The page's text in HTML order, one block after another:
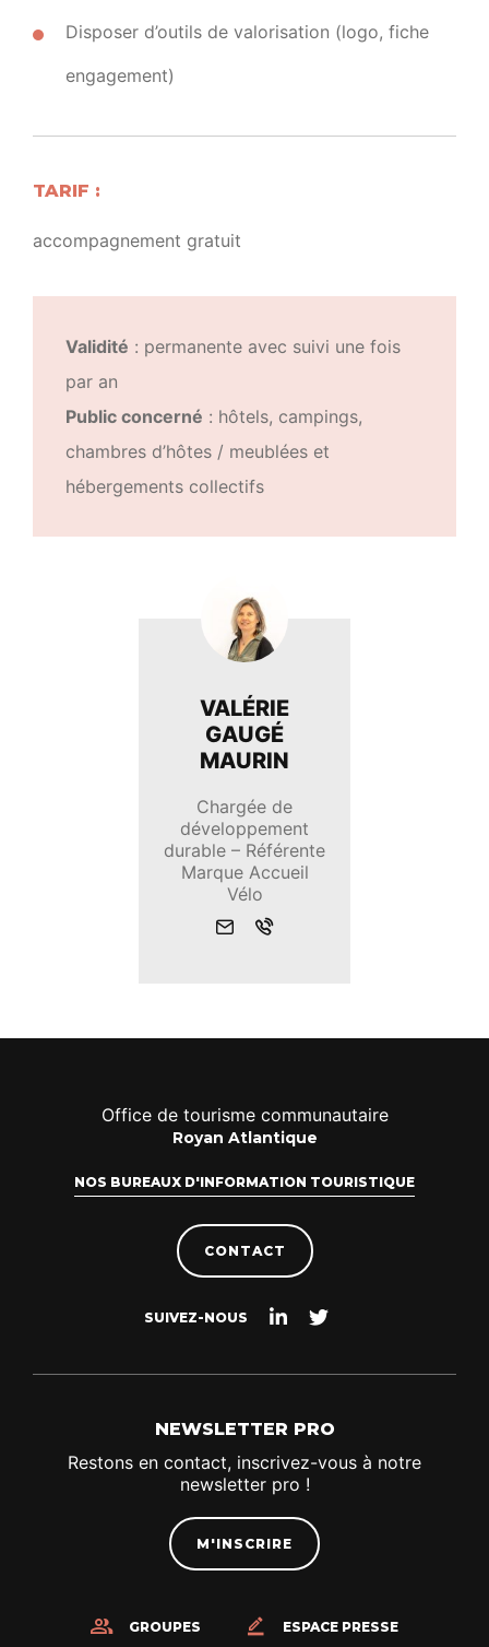
Disposer d’outils de valorisation (logo, fiche
engagement)
TARIF :
accompagnement gratuit
Validité : permanente avec suivi une fois
par an
Public concerné : hôtels, campings,
chambres d’hôtes / meublées et
hébergements collectifs
VALÉRIE
GAUGÉ
MAURIN
Chargée de
développement
durable – Référente
Marque Accueil
Vélo
EnvoyerAppeler
Office de tourisme communautaire
Royan Atlantique
NOS BUREAUX D'INFORMATION TOURISTIQUE
CONTACT
SUIVEZ-NOUS
Suivez-Suivez-
NEWSLETTER PRO
Restons en contact, inscrivez-vous à notre
newsletter pro !
M'INSCRIRE
GROUPES ESPACE PRESSE